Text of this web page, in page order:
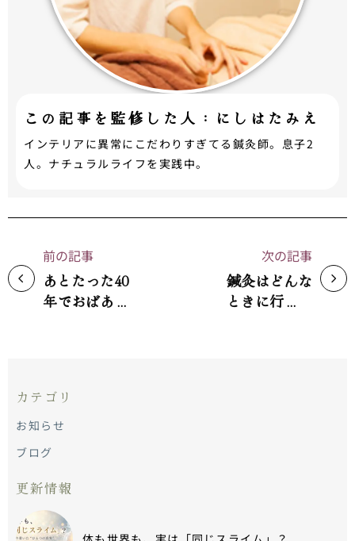
この記事を監修した人：にしはたみえ
インテリアに異常にこだわりすぎてる鍼灸師。息子2
人。ナチュラルライフを実践中。
前の記事
あとたった40
年でおばあち
次の記事
鍼灸はどんな
ときに行った
カテゴリ
お知らせ
ブログ
更新情報